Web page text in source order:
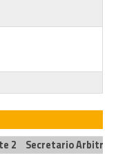
2
Secretario Arbitral